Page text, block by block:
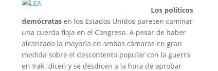
Los políticos
demócratasen los Estados Unidos parecen caminar
una cuerda floja en el Congreso. A pesar de haber
alcanzado la mayoría en ambas cámaras en gran
medida sobre el descontento popular con la guerra
en Irak, dicen y se desdicen a la hora de aprobar